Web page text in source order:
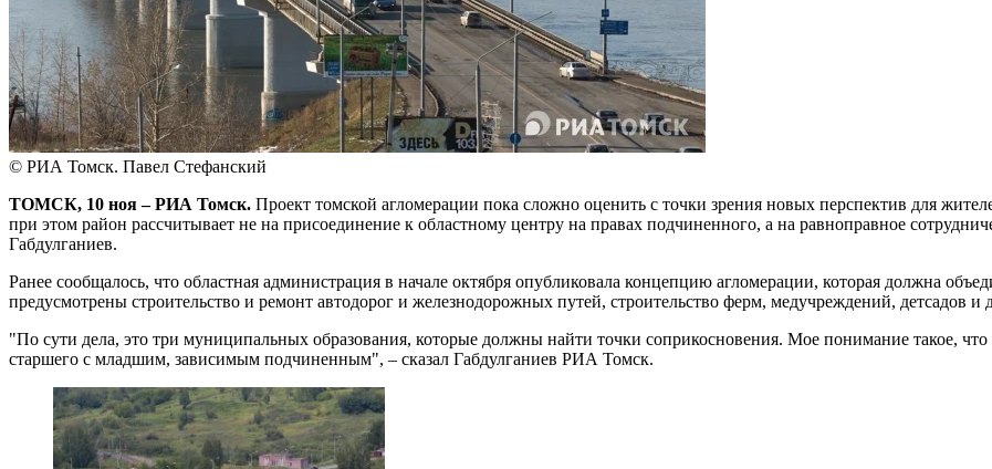
© РИА Томск. Павел Стефанский
ТОМСК, 10 ноя – РИА Томск. Проект томской агломерации пока сложно оценить с точки зрения новых перспектив для
при этом район рассчитывает не на присоединение к областному центру на правах подчиненного, а на равноправное
Габдулганиев.
Ранее сообщалось, что областная администрация в начале октября опубликовала концепцию агломерации, которая должна
предусмотрены строительство и ремонт автодорог и железнодорожных путей, строительство ферм, медучреждений, детсадов
"По сути дела, это три муниципальных образования, которые должны найти точки соприкосновения. Мое понимание такое,
старшего с младшим, зависимым подчиненным", – сказал Габдулганиев РИА Томск.